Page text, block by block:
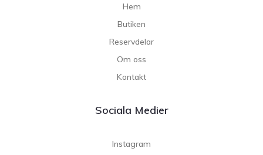
Hem
Butiken
Reservdelar
Om oss
Kontakt
Sociala Medier
Instagram